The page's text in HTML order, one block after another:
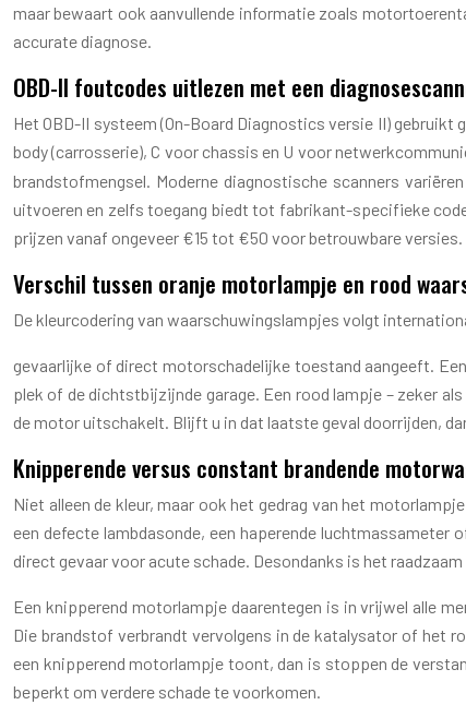
maar bewaart ook aanvullende informatie zoals
accurate diagnose.
OBD-II foutcodes uitlezen met een
Het OBD-II systeem (On-Board Diagnostics versie II)
body (carrosserie), C voor chassis en U voor
brandstofmengsel. Moderne diagnostische scanners
uitvoeren en zelfs toegang biedt tot fabrikant-specifieke
prijzen vanaf ongeveer €15 tot €50 voor betrouwbare versies.
Verschil tussen oranje motorlampje en rood
De kleurcodering van waarschuwingslampjes volgt
gevaarlijke of direct motorschadelijke toestand aangeeft.
plek of de dichtstbijzijnde garage. Een rood lampje – zeker
de motor uitschakelt. Blijft u in dat laatste geval doorrijden,
Knipperende versus constant brandende
Niet alleen de kleur, maar ook het gedrag van het
een defecte lambdasonde, een haperende
direct gevaar voor acute schade. Desondanks is het
Een knipperend motorlampje daarentegen is in vrijwel alle
Die brandstof verbrandt vervolgens in de katalysator of het
een knipperend motorlampje toont, dan is stoppen de
beperkt om verdere schade te voorkomen.